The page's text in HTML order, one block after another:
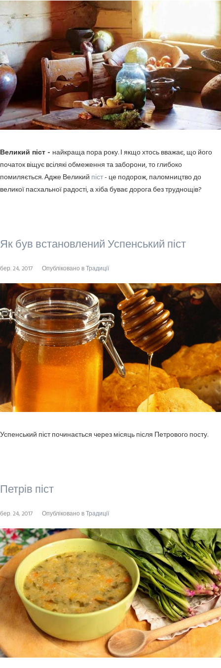
Великий піст - найкраща пора року. І якщо хтось вважає, що його
початок віщує всілякі обмеження та заборони, то глибоко
помиляється. Адже Великий піст- це подорож, паломництво до
великої пасхальної радості, а хіба буває дорога без труднощів?
Як був встановлений Успенський піст
бер. 24, 2017 Опубліковано вТрадиції
Успенський піст починається через місяць після Петрового посту.
Петрів піст
бер. 24, 2017 Опубліковано вТрадиції